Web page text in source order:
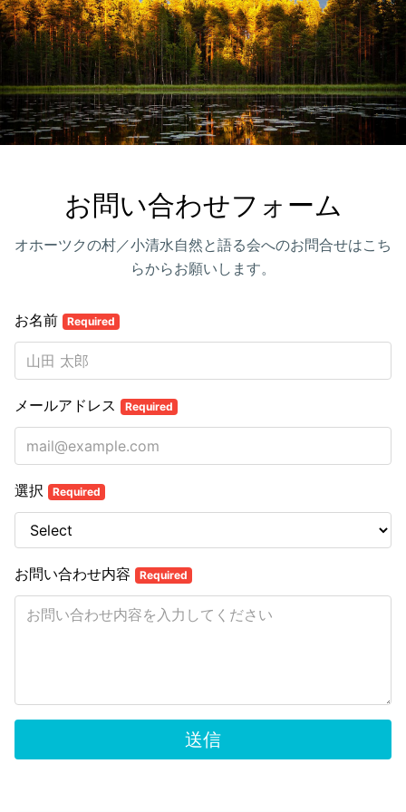
お問い合わせフォーム
オホーツクの村／小清水自然と語る会へのお問合せはこち
らからお願いします。
お名前 Required
メールアドレス Required
選択 Required
お問い合わせ内容 Required
送信